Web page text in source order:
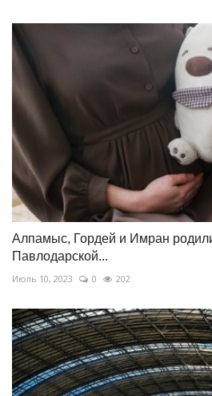
Алпамыс, Гордей и Имран
Павлодарской...
Июль 10, 2023 0 202